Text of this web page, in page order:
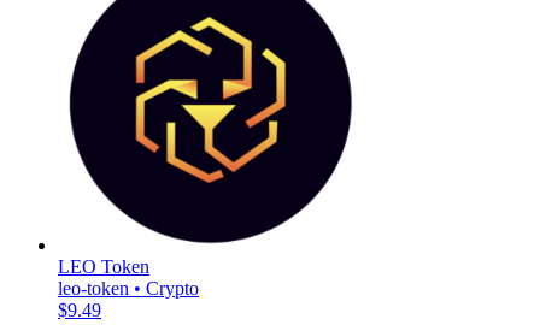
LEO Token
leo-token • Crypto
$9.49